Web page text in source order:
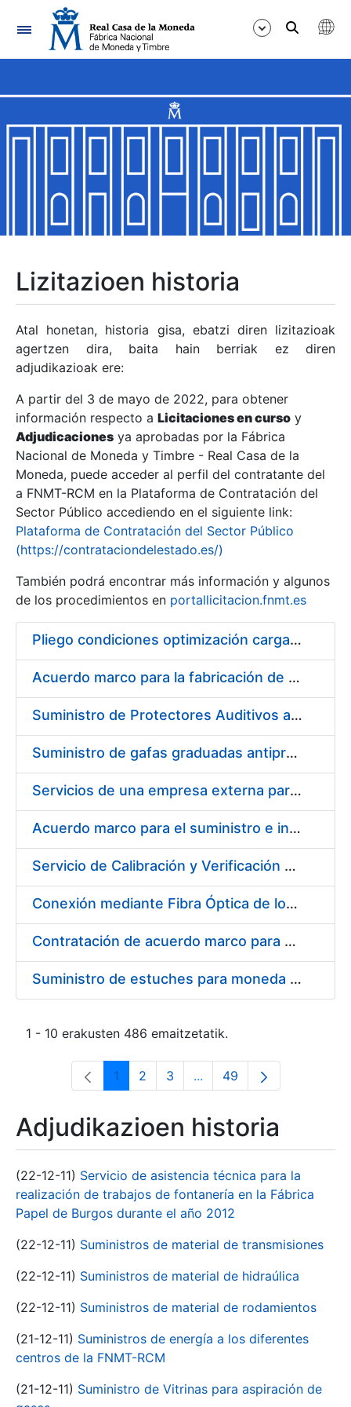
Nabigazioa
Erakutsi/Ezkutatu
Erakutsi/Ezkutatu
Erakutsi/Ezkutatu
Erakutsi/Ezkutatu
Erakutsi/Ezkutatu
Erakutsi/Ezkutatu
Erakutsi/Ezkutatu
Erakutsi/Ezkutatu
Lizitazioen historia
Atal honetan, historia gisa, ebatzi diren lizitazioak
agertzen dira, baita hain berriak ez diren
adjudikazioak ere:
A partir del 3 de mayo de 2022, para obtener
información respecto a Licitaciones en curso y
Adjudicaciones ya aprobadas por la Fábrica
Nacional de Moneda y Timbre - Real Casa de la
Moneda, puede acceder al perfil del contratante del
a FNMT-RCM en la Plataforma de Contratación del
Sector Público accediendo en el siguiente link:
Plataforma de Contratación del Sector Público
(https://contrataciondelestado.es/)
También podrá encontrar más información y algunos
de los procedimientos en portallicitacion.fnmt.es
Pliego condiciones optimización cargas compras firmado
Acuerdo marco para la fabricación de piezas
Suministro de Protectores Auditivos a medida para las personas trabajadoras de los Centros de Trabajo de Madrid y Burgos
Suministro de gafas graduadas antiproyecciones para los trabajadores de la FNMT-RCM en los centros de trabajo de Madrid y Burgos
Servicios de una empresa externa para el asesoramiento y resolución de los recursos de alzada que se presentan relacionados con procesos de selección para la FNMT-RCM
Acuerdo marco para el suministro e instalación de persianas, estores y otros complementos
Servicio de Calibración y Verificación Externa de los Equipos de Medición del Servicio de Prevención de la FNMT-RCM
Conexión mediante Fibra Óptica de los Centros de Proceso de Datos (CPDs) de las sedes de la FNMT-RCM de Burgos y Madrid
Contratación de acuerdo marco para el Suministro de Material de Electricidad para la Fábrica Nacional de Moneda y Timbre-Real Casa de la Moneda en su centro de trabajo de Burgos
Suministro de estuches para moneda de 30 €
1 - 10 erakusten 486 emaitzetatik.
Orrialdea
1 Orrialdea
2 Orrialdea
3 ...Intermediate Pages Use
Orrialdea
49
Adjudikazioen historia
(22-12-11) Servicio de asistencia técnica para la
realización de trabajos de fontanería en la Fábrica
Papel de Burgos durante el año 2012
(22-12-11) Suministros de material de transmisiones
(22-12-11) Suministros de material de hidraúlica
(22-12-11) Suministros de material de rodamientos
(21-12-11) Suministros de energía a los diferentes
centros de la FNMT-RCM
(21-12-11) Suministro de Vitrinas para aspiración de